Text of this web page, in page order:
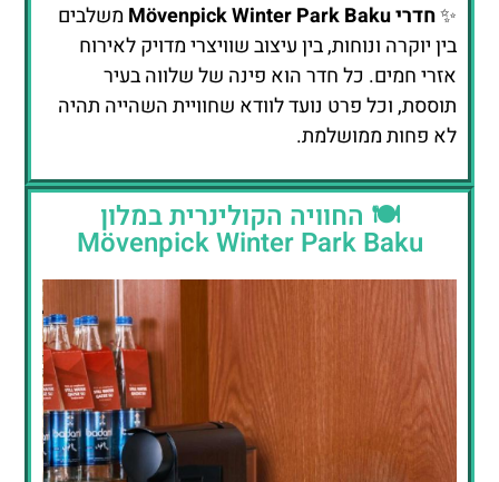
✨חדרי Mövenpick Winter Park Baku
משלבים
בין יוקרה ונוחות, בין עיצוב שוויצרי מדויק לאירוח
אזרי חמים. כל חדר הוא פינה של שלווה בעיר
תוססת, וכל פרט נועד לוודא שחוויית השהייה תהיה
לא פחות ממושלמת.
🍽️ החוויה הקולינרית במלון
Mövenpick Winter Park Baku